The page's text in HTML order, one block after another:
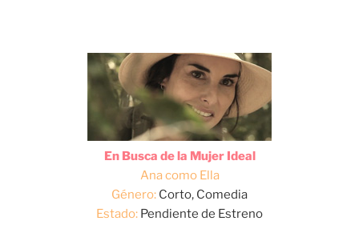
En Busca de la Mujer Ideal
Ana como Ella
Género: Corto, Comedia
Estado: Pendiente de Estreno